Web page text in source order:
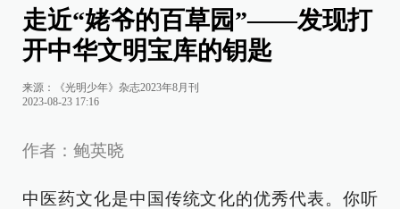
走近“姥爷的百草园”——发现打
开中华文明宝库的钥匙
来源：《光明少年》杂志2023年8月刊
2023-08-23 17:16
作者：鲍英晓
中医药文化是中国传统文化的优秀代表。你听